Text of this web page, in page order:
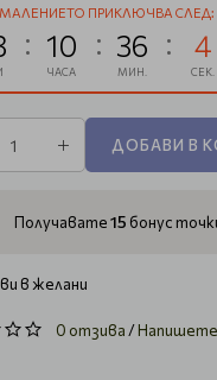
ПРИКЛЮЧВА СЛЕД:
10
ЧАСА
36
МИН.
3
СЕК.
ДОБАВИ В
Получавате15 бонус
в желани
0 отзива/